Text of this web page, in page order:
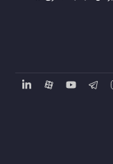
می‌ شود که بتوان در
افزایش هزینه‌ ها. این
زیادی روشن است،
بالای مخزن باعث می‌